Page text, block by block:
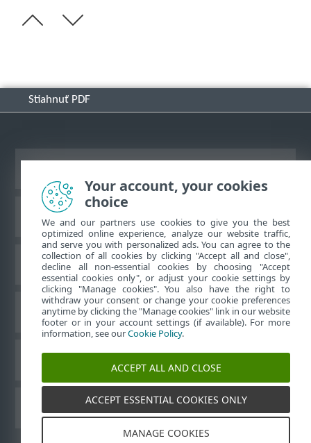
Stiahnuť PDF
Databáza znalostí ESET
ESET Fórum
Technická podpora
Používateľské príručky ESET
Your account, your cookies
choice
We and our partners use cookies to give you the best
optimized online experience, analyze our website traffic,
and serve you with personalized ads. You can agree to the
collection of all cookies by clicking "Accept all and close",
decline all non-essential cookies by choosing "Accept
essential cookies only", or adjust your cookie settings by
clicking "Manage cookies". You also have the right to
withdraw your consent or change your cookie preferences
anytime by clicking the "Manage cookies" link in our website
footer or in your account settings (if available). For more
information, see ourCookie Policy.
ACCEPT ALL AND CLOSE
ACCEPT ESSENTIAL COOKIES ONLY
MANAGE COOKIES